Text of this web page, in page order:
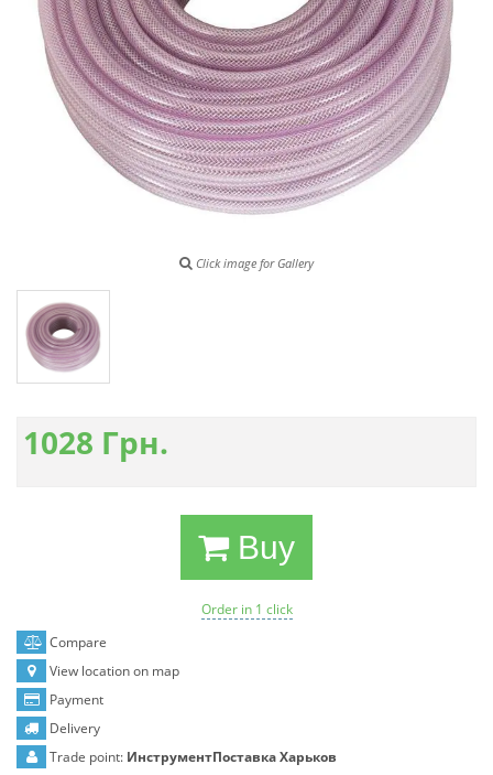
Click image for Gallery
1028 Грн.
Buy
Order in 1 click
Compare
View location on map
Payment
Delivery
Trade point: ИнструментПоставка Харьков